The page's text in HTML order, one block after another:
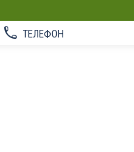
ТЕЛЕФОН